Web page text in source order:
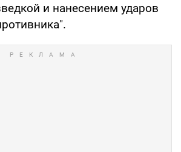
и нанесением ударов